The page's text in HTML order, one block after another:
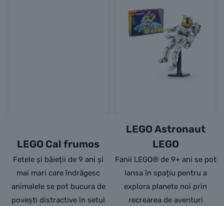
LEGO Cal frumos
Fetele și băieții de 9 ani și
mai mari care îndrăgesc
animalele se pot bucura de
povești distractive în setul
LEGO Astronaut
LEGO
Fanii LEGO® de 9+ ani se pot
lansa în spațiu pentru a
explora planete noi prin
recrearea de aventuri